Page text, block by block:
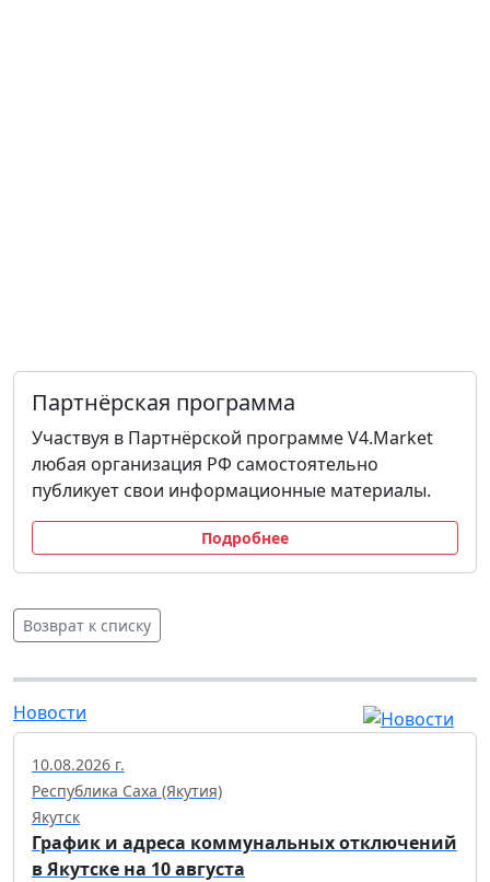
Партнёрская программа
Участвуя в Партнёрской программе V4.Market
любая организация РФ самостоятельно
публикует свои информационные материалы.
Подробнее
Возврат к списку
Новости
10.08.2026 г.
Республика Саха (Якутия)
Якутск
График и адреса коммунальных отключений
в Якутске на 10 августа